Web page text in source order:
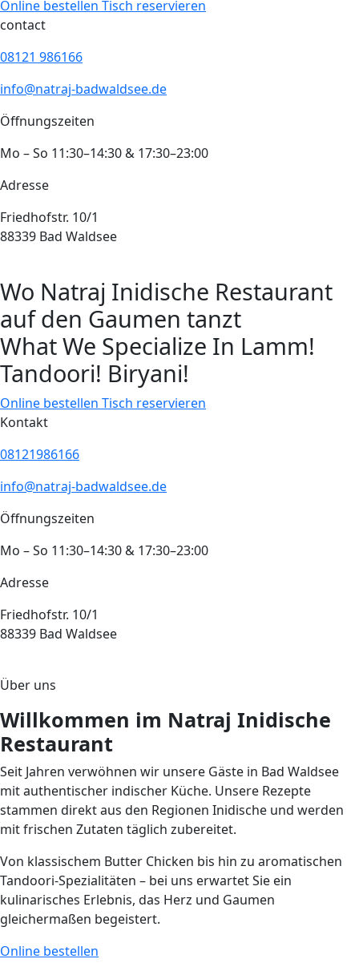
Online bestellen Tisch reservieren
contact
08121 986166
info@natraj-badwaldsee.de
Öffnungszeiten
Mo – So 11:30–14:30 & 17:30–23:00
Adresse
Friedhofstr. 10/1
88339 Bad Waldsee
Wo Natraj Inidische Restaurant
auf den Gaumen tanzt
What We Specialize In Lamm!
Tandoori! Biryani!
Online bestellen Tisch reservieren
Kontakt
08121986166
info@natraj-badwaldsee.de
Öffnungszeiten
Mo – So 11:30–14:30 & 17:30–23:00
Adresse
Friedhofstr. 10/1
88339 Bad Waldsee
Über uns
Willkommen im Natraj Inidische
Restaurant
Seit Jahren verwöhnen wir unsere Gäste in Bad Waldsee
mit authentischer indischer Küche. Unsere Rezepte
stammen direkt aus den Regionen Inidische und werden
mit frischen Zutaten täglich zubereitet.
Von klassischem Butter Chicken bis hin zu aromatischen
Tandoori-Spezialitäten – bei uns erwartet Sie ein
kulinarisches Erlebnis, das Herz und Gaumen
gleichermaßen begeistert.
Online bestellen